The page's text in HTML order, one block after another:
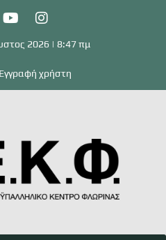
2026 | 8:47 πμ
χρήστη